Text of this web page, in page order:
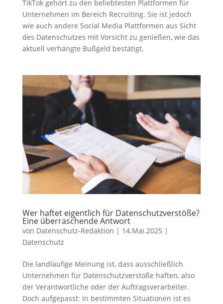
TikTok gehört zu den beliebtesten Plattformen für
Unternehmen im Bereich Recruiting. Sie ist jedoch
wie auch andere Social Media Plattformen aus Sicht
des Datenschutzes mit Vorsicht zu genießen, wie das
aktuell verhängte Bußgeld bestätigt.
Wer haftet eigentlich für Datenschutzverstöße?
Eine überraschende Antwort
von Datenschutz-Redaktion | 14.Mai.2025 |
Datenschutz
Die landläufige Meinung ist, dass ausschließlich
Unternehmen für Datenschutzverstöße haften, also
der Verantwortliche oder der Auftragsverarbeiter.
Doch aufgepasst: In bestimmten Situationen ist es